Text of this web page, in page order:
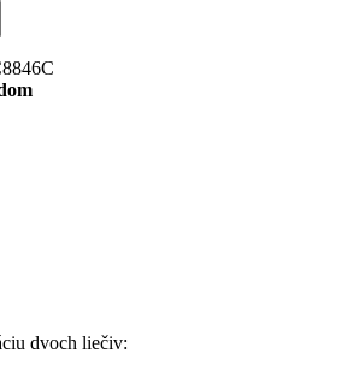
dvoch liečiv: